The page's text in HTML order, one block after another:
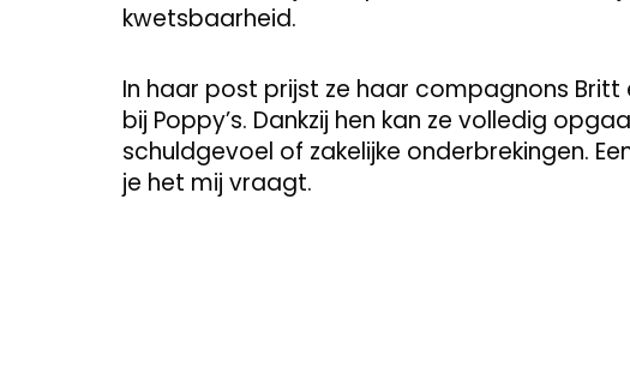
kwetsbaarheid.
In haar post prijst ze haar compagnons Britt
bij Poppy’s. Dankzij hen kan ze volledig
schuldgevoel of zakelijke onderbrekingen.
je het mij vraagt.